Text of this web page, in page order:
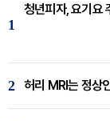
1
청년피자, 요기요
2 허리 MRI는 정상